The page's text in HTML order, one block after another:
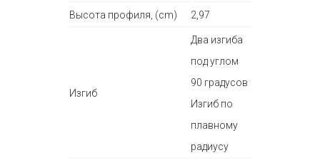
Высота профиля, (cm) 2,97
Изгиб
Два изгиба
под углом
90 градусов
Изгиб по
плавному
радиусу